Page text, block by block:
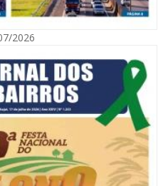
Municipal de Habitação de Interesse
2026